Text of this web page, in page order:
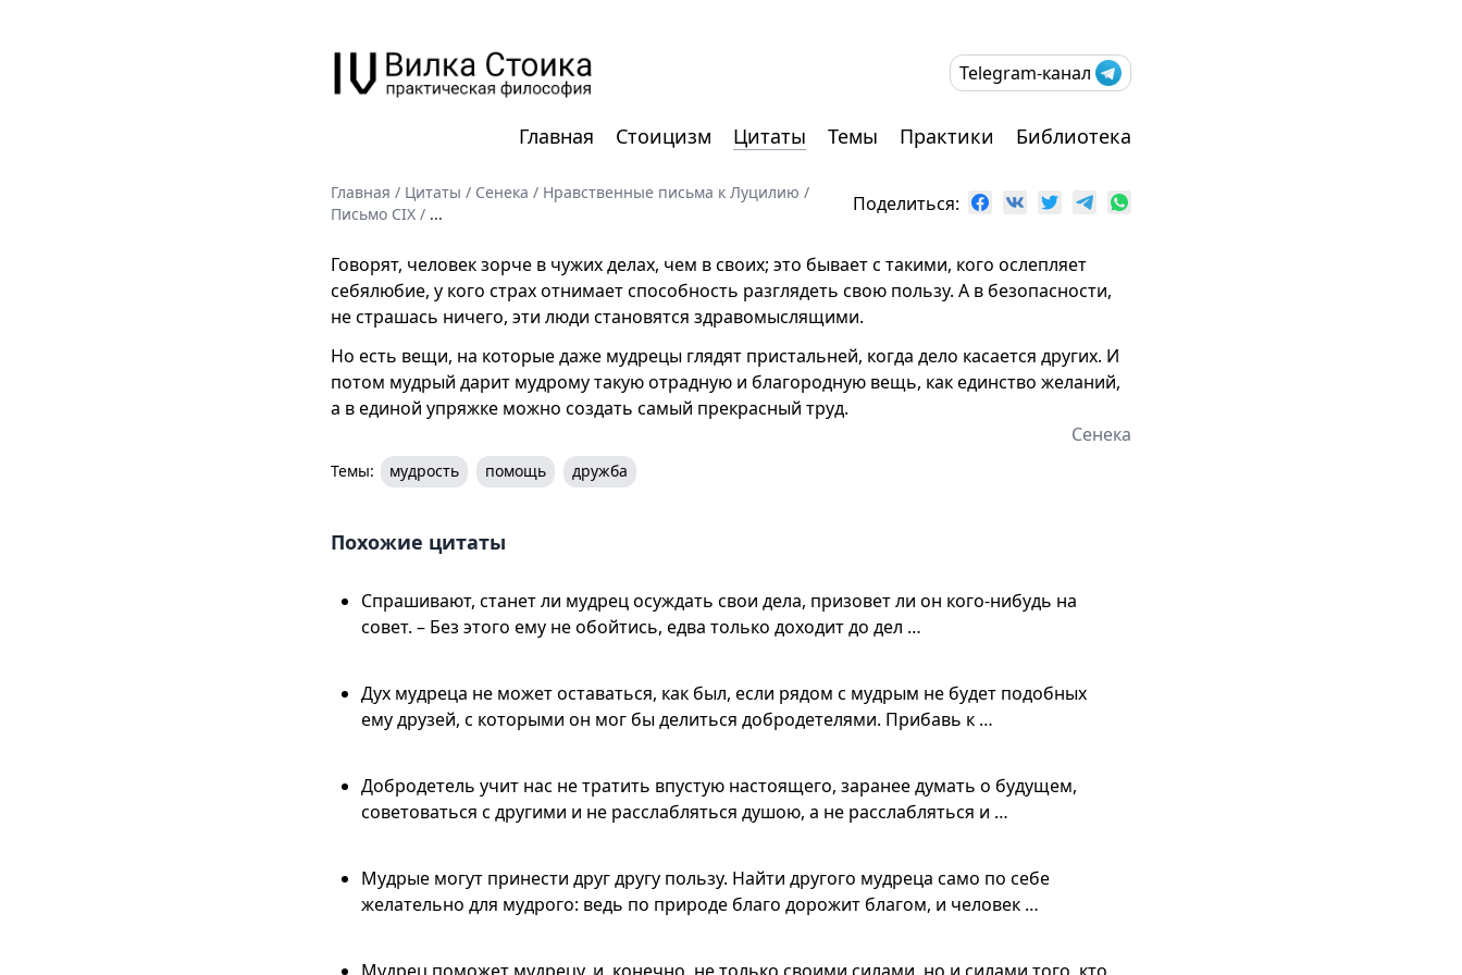
Telegram-канал
Главная Стоицизм Цитаты Темы Практики Библиотека
Главная / Цитаты / Сенека / Нравственные письма к Луцилию /
Письмо CIX / ... Поделиться:
Говорят, человек зорче в чужих делах, чем в своих; это бывает с такими, кого ослепляет
себялюбие, у кого страх отнимает способность разглядеть свою пользу. А в безопасности,
не страшась ничего, эти люди становятся здравомыслящими.
Но есть вещи, на которые даже мудрецы глядят пристальней, когда дело касается других. И
потом мудрый дарит мудрому такую отрадную и благородную вещь, как единство желаний,
а в единой упряжке можно создать самый прекрасный труд.
Сенека
Темы: мудрость помощь дружба
Похожие цитаты
Спрашивают, станет ли мудрец осуждать свои дела, призовет ли он кого-нибудь на
совет. – Без этого ему не обойтись, едва только доходит до дел …
Дух мудреца не может оставаться, как был, если рядом с мудрым не будет подобных
ему друзей, с которыми он мог бы делиться добродетелями. Прибавь к …
Добродетель учит нас не тратить впустую настоящего, заранее думать о будущем,
советоваться с другими и не расслабляться душою, а не расслабляться и …
Мудрые могут принести друг другу пользу. Найти другого мудреца само по себе
желательно для мудрого: ведь по природе благо дорожит благом, и человек …
Мудрец поможет мудрецу, и, конечно, не только своими силами, но и силами того, кто